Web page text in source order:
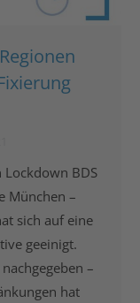
BDS
München –
sich auf eine
geeinigt.
–
hat